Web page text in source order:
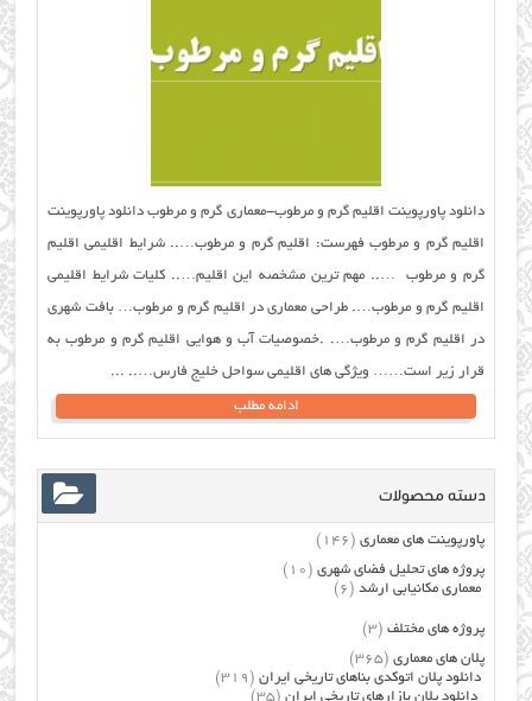
دانلود پاورپوینت اقلیم گرم و مرطوب-معماری گرم و مرطوب دانلود پاورپوینت
اقلیم گرم و مرطوب فهرست: اقلیم گرم و مرطوب….. شرایط اقلیمی اقلیم
گرم و مرطوب ….. مهم ترین مشخصه این اقلیم….. کلیات شرایط اقلیمی
اقلیم گرم و مرطوب…. طراحی معماری در اقلیم گرم و مرطوب… بافت شهری
در اقلیم گرم و مرطوب…. .خصوصیات آب و هوایی اقلیم گرم و مرطوب به
قرار زیر است…… ویژگی های اقلیمی سواحل خلیج فارس….. ...
ادامه مطلب
دسته محصولات
پاورپوینت های معماری (146)
پروژه های تحلیل فضای شهری (10)
معماری مکانیابی ارشد (6)
پروژه های مختلف (3)
پلان های معماری (365)
دانلود پلان اتوکدی بناهای تاریخی ایران (319)
دانلود پلان بازارهای تاریخی ایران (35)